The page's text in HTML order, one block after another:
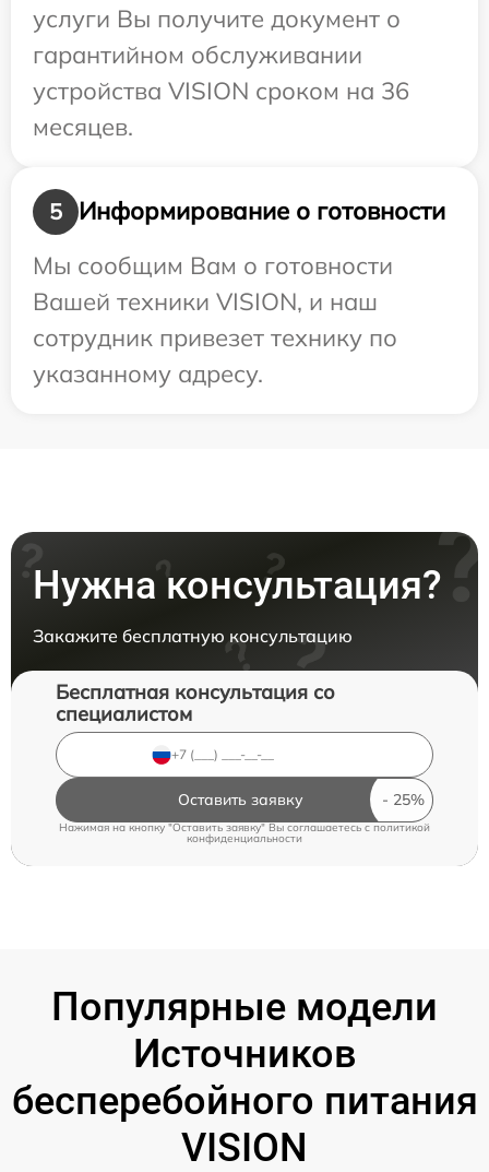
услуги Вы получите документ о
гарантийном обслуживании
устройства VISION сроком на 36
месяцев.
5
Информирование о готовности
Мы сообщим Вам о готовности
Вашей техники VISION, и наш
сотрудник привезет технику по
указанному адресу.
Нужна консультация?
Закажите бесплатную консультацию
Бесплатная консультация со
специалистом
Оставить заявку
Нажимая на кнопку "Оставить заявку" Вы соглашаетесь cполитикой
конфиденциальности
Популярные модели
Источников
бесперебойного питания
VISION